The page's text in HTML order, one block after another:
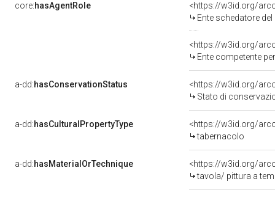
core:hasAgentRole
<https://w3id.org/
Ente schedatore
<https://w3id.org/
Ente competente
a-dd:hasConservationStatus
<https://w3id.org/
Stato di
a-dd:hasCulturalPropertyType
<https://w3id.org/
tabernacolo
a-dd:hasMaterialOrTechnique
<https://w3id.org/
tavola/ pittura a